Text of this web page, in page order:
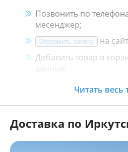
Позвонить по
месенджер;
Оформить заявку
на
Добавить товар в
данные;
Менеджер свяжется с
Как оплатить:
Наличными,
Читать весь
Доставка по